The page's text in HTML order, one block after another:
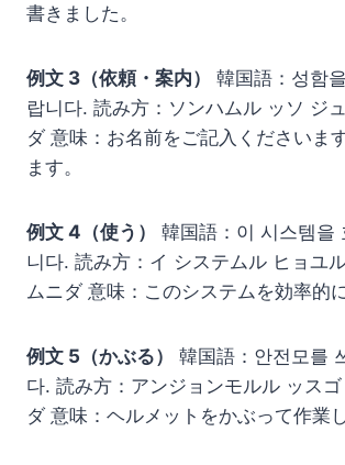
書きました。
例文 3（依頼・案内）
韓国語：성함
랍니다. 読み方：ソンハムル ッソ ジ
ダ 意味：お名前をご記入くださいま
ます。
例文 4（使う）
韓国語：이 시스템을
니다. 読み方：イ システムル ヒョユ
ムニダ 意味：このシステムを効率的
例文 5（かぶる）
韓国語：안전모를
다. 読み方：アンジョンモルル ッス
ダ 意味：ヘルメットをかぶって作業し